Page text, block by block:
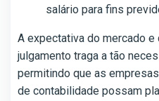
salário para fins
A expectativa do mercado
julgamento traga a tão
permitindo que as
de contabilidade possam